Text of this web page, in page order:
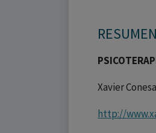
RESUMEN
Xavier
http://